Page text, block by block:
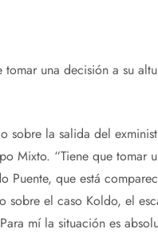
una decisión a su
sobre la salida del
Mixto. “Tiene que tomar
que está
el caso Koldo, el
mí la situación es